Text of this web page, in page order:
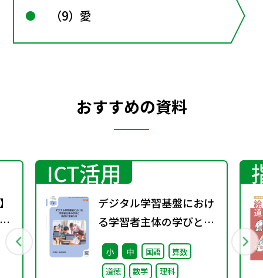
（9）愛
おすすめの資料
ICT活用
デジタル学習基盤におけ
る学習者主体の学びと教
師の足場かけ（特別課題
131）
小 中 国語
算数
道徳
数学
理科